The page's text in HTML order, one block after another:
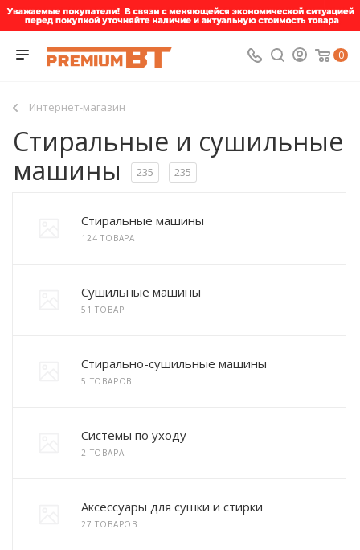
0
Интернет-магазин
Стиральные и сушильные
машины
235 235
Стиральные машины
124 ТОВАРА
Сушильные машины
51 ТОВАР
Стирально-сушильные машины
5 ТОВАРОВ
Системы по уходу
2 ТОВАРА
Аксессуары для сушки и стирки
27 ТОВАРОВ